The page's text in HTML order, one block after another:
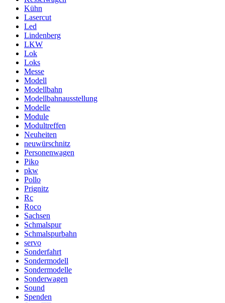
Kühn
Lasercut
Led
Lindenberg
LKW
Lok
Loks
Messe
Modell
Modellbahn
Modellbahnausstellung
Modelle
Module
Modultreffen
Neuheiten
neuwürschnitz
Personenwagen
Piko
pkw
Pollo
Prignitz
Rc
Roco
Sachsen
Schmalspur
Schmalspurbahn
servo
Sonderfahrt
Sondermodell
Sondermodelle
Sonderwagen
Sound
Spenden